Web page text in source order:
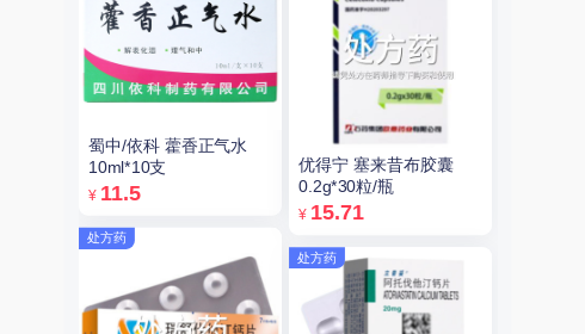
蜀中/依科 藿香正气水
10ml*10支
¥ 11.5
处方药
优得宁 塞来昔布胶囊
0.2g*30粒/瓶
¥ 15.71
处方药